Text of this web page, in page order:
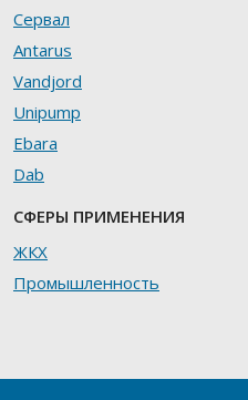
Сервал
Antarus
Vandjord
Unipump
Ebara
Dab
СФЕРЫ ПРИМЕНЕНИЯ
ЖКХ
Промышленность